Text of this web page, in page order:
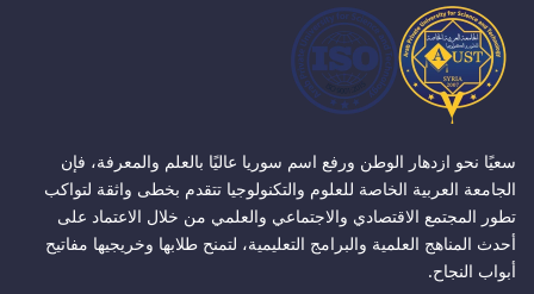
سعيًا نحو ازدهار الوطن ورفع اسم سوريا عاليًا بالعلم والمعرفة، فإن
الجامعة العربية الخاصة للعلوم والتكنولوجيا تتقدم بخطى واثقة لتواكب
تطور المجتمع الاقتصادي والاجتماعي والعلمي من خلال الاعتماد على
أحدث المناهج العلمية والبرامج التعليمية، لتمنح طلابها وخريجيها مفاتيح
أبواب النجاح.